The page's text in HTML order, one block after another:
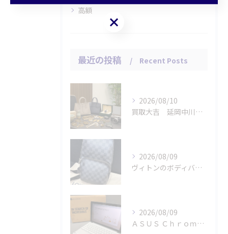
高額
最近の投稿 Recent Posts
2026/08/10
買取大吉 延岡中川原店の選択肢を並べる店長対応
2026/08/09
ヴィトンのボディバッグ「ダミエ グラフィット アヴェニュー」...
2026/08/09
ＡＳＵＳ Ｃｈｒｏｍｅｂｏｏｋのタブレット パソコンをお買取...
お問い合わせはこちら